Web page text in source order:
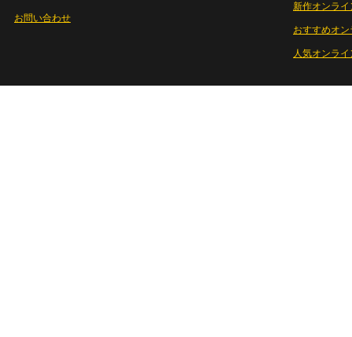
お問い合わせ
新作オンライ
おすすめオ
人気オンラ